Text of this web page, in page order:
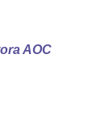
AOC